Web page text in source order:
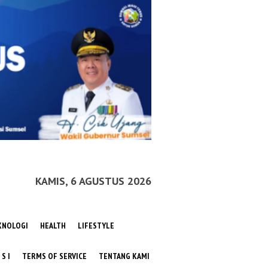
KAMIS, 6 AGUSTUS 2026
HEALTH LIFESTYLE
S I TERMS OF SERVICE TENTANG KAMI